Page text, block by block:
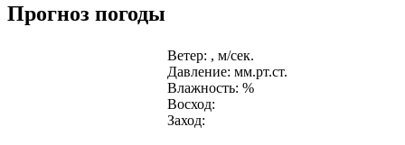
Прогноз погоды
Ветер: , м/сек.
Давление: мм.рт.ст.
Влажность: %
Восход:
Заход: